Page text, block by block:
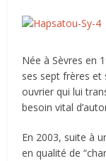
Née à Sèvres en
ses sept frères et
ouvrier qui lui
besoin vital
En 2003, suite à
en qualité de